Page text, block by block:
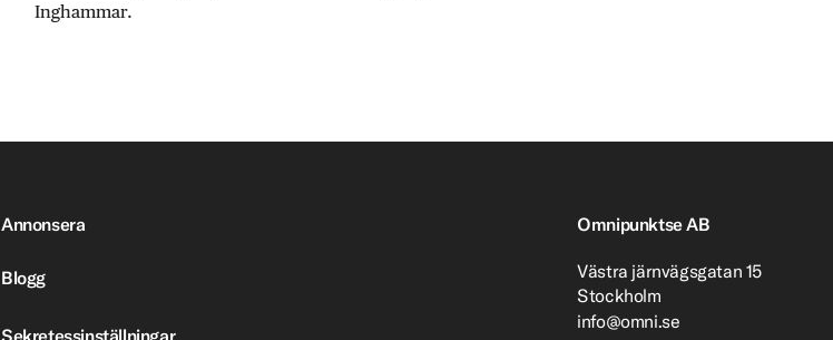
Inghammar.
Annonsera
Blogg
Sekretessinställningar
Omnipunktse AB
Västra järnvägsgatan 15
Stockholm
info@omni.se